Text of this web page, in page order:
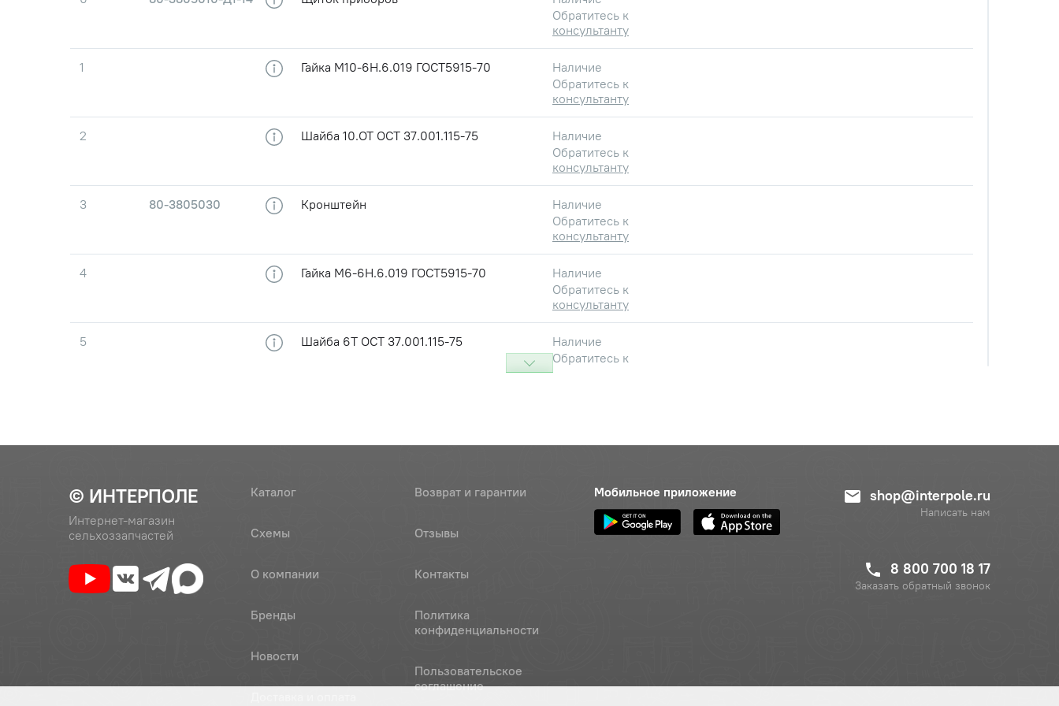
Обратитесь к
консультанту
1 Гайка М10-6Н.6.019 ГОСТ5915-70
Наличие
Обратитесь к
консультанту
2 Шайба 10.ОТ ОСТ 37.001.115-75
Наличие
Обратитесь к
консультанту
3 80-3805030 Кронштейн
Наличие
Обратитесь к
консультанту
4 Гайка М6-6Н.6.019 ГОСТ5915-70
Наличие
Обратитесь к
консультанту
5 Шайба 6Т ОСТ 37.001.115-75
Наличие
Обратитесь к
консультанту
консультанту
Обратитесь к
консультанту
10 80-3724512-В1 Жгут
Наличие
© ИНТЕРПОЛЕ
Интернет-магазин
сельхоззапчастей
Каталог
Схемы
О компании
Бренды
Новости
Возврат и гарантии
Отзывы
Контакты
Политика
конфиденциальности
Пользовательское
соглашение
Мобильное приложение shop@interpole.ru
Написать нам
8 800 700 18 17
Заказать обратный звонок